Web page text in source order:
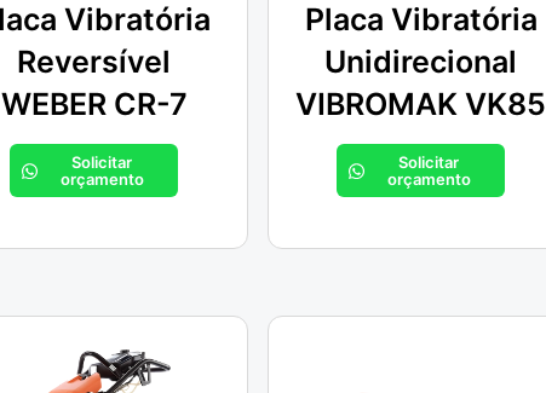
Vibratória
Reversível
WEBER CR-7
Solicitar
orçamento
Placa Vibratória
Unidirecional
VIBROMAK VK85
Solicitar
orçamento